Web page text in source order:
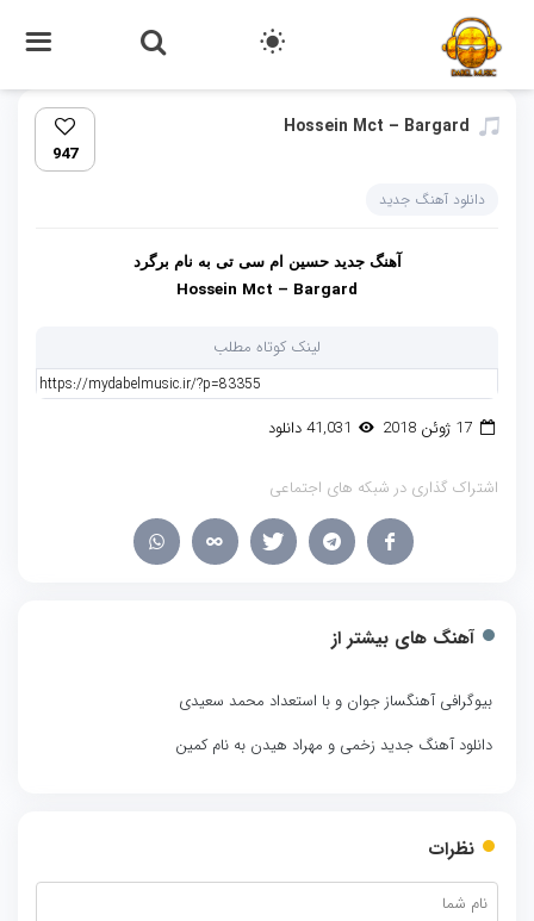
Hossein Mct – Bargard‏
947
دانلود آهنگ جدید
آهنگ جدید حسین ام سی تی به نام برگرد
Hossein Mct – Bargard
لینک کوتاه مطلب
17 ژوئن 2018
اشتراک گذاری در شبکه های اجتماعی
آهنگ های بیشتر از
بیوگرافی آهنگساز جوان و با استعداد محمد سعیدی
دانلود آهنگ جدید زخمی و مهراد هیدن به نام کمین
نظرات